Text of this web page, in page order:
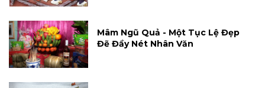
Mâm Ngũ Quả - Một Tục Lệ Đẹp
Đẽ Đầy Nét Nhân Văn